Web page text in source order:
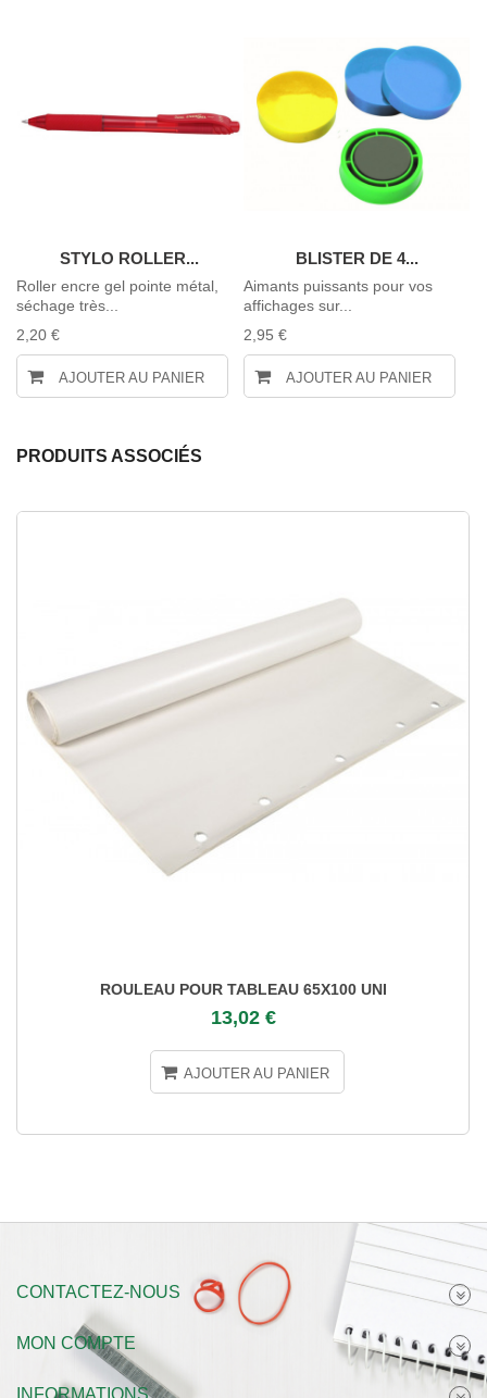
STYLO ROLLER...
Roller encre gel pointe métal,
séchage très...
2,20 €
AJOUTER AU PANIER
BLISTER DE 4...
Aimants puissants pour vos
affichages sur...
2,95 €
AJOUTER AU PANIER
PRODUITS ASSOCIÉS
ROULEAU POUR TABLEAU 65X100 UNI
13,02 €
AJOUTER AU PANIER
CONTACTEZ-NOUS
MON COMPTE
INFORMATIONS